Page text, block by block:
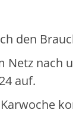
den
Netz
auf.